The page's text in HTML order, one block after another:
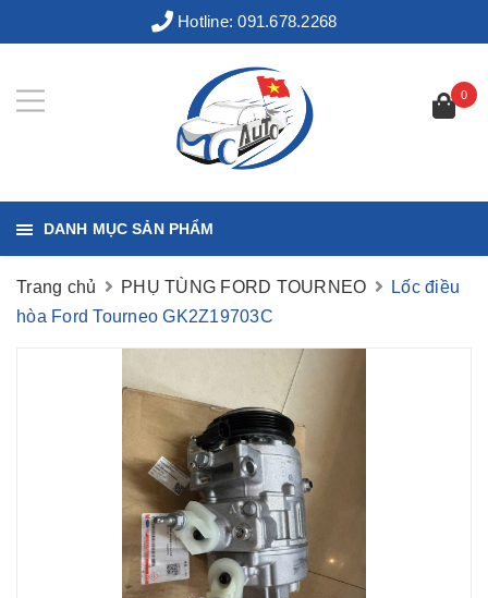
Hotline:091.678.2268
0
DANH MỤC SẢN PHẨM
Trang chủ PHỤ TÙNG FORD TOURNEO
Lốc điều
hòa Ford Tourneo GK2Z19703C